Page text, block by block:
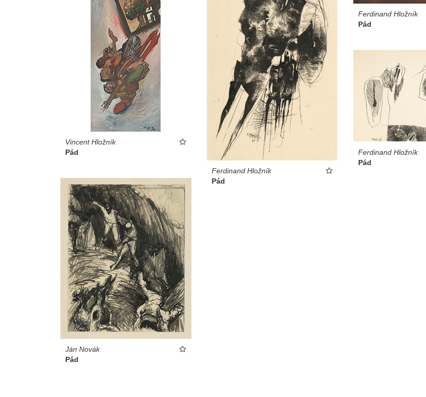
Ferdinand Hložník
Pád
Vincent Hložník
Pád
Ferdinand Hložník
Pád
Ferdinand Hložník
Pád
Ján Novák
Pád